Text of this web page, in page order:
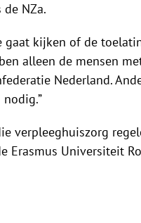
NZa.
gaat kijken of de
alleen de mensen
Nederland.
Erasmus Universiteit